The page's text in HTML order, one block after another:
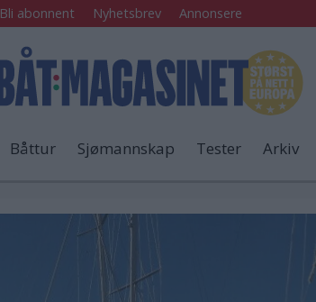
Bli abonnent Nyhetsbrev Annonsere
Båttur Sjømannskap Tester Arkiv